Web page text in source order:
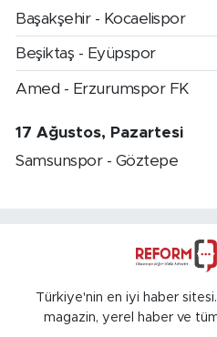
Başakşehir - Kocaelispor
Beşiktaş - Eyüpspor
Amed - Erzurumspor FK
17 Ağustos, Pazartesi
Samsunspor - Göztepe
Türkiye'nin en iyi haber
magazin, yerel haber ve